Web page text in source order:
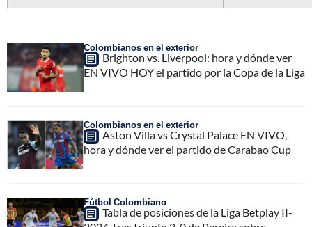
Colombianos en el exterior
Brighton vs. Liverpool: hora y dónde ver
EN VIVO HOY el partido por la Copa de la Liga
Colombianos en el exterior
Aston Villa vs Crystal Palace EN VIVO,
hora y dónde ver el partido de Carabao Cup
Fútbol Colombiano
Tabla de posiciones de la Liga Betplay II-